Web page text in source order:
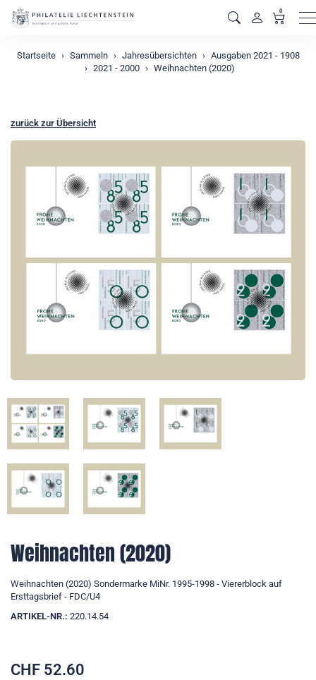
0
Startseite Sammeln Jahresübersichten
Ausgaben 2021 - 1908
2021 - 2000
Weihnachten (2020)
zurück zur Übersicht
Weihnachten (2020)
Weihnachten (2020) Sondermarke MiNr. 1995-1998 - Viererblock auf
Ersttagsbrief - FDC/U4
ARTIKEL-NR.: 220.14.54
CHF 52.60